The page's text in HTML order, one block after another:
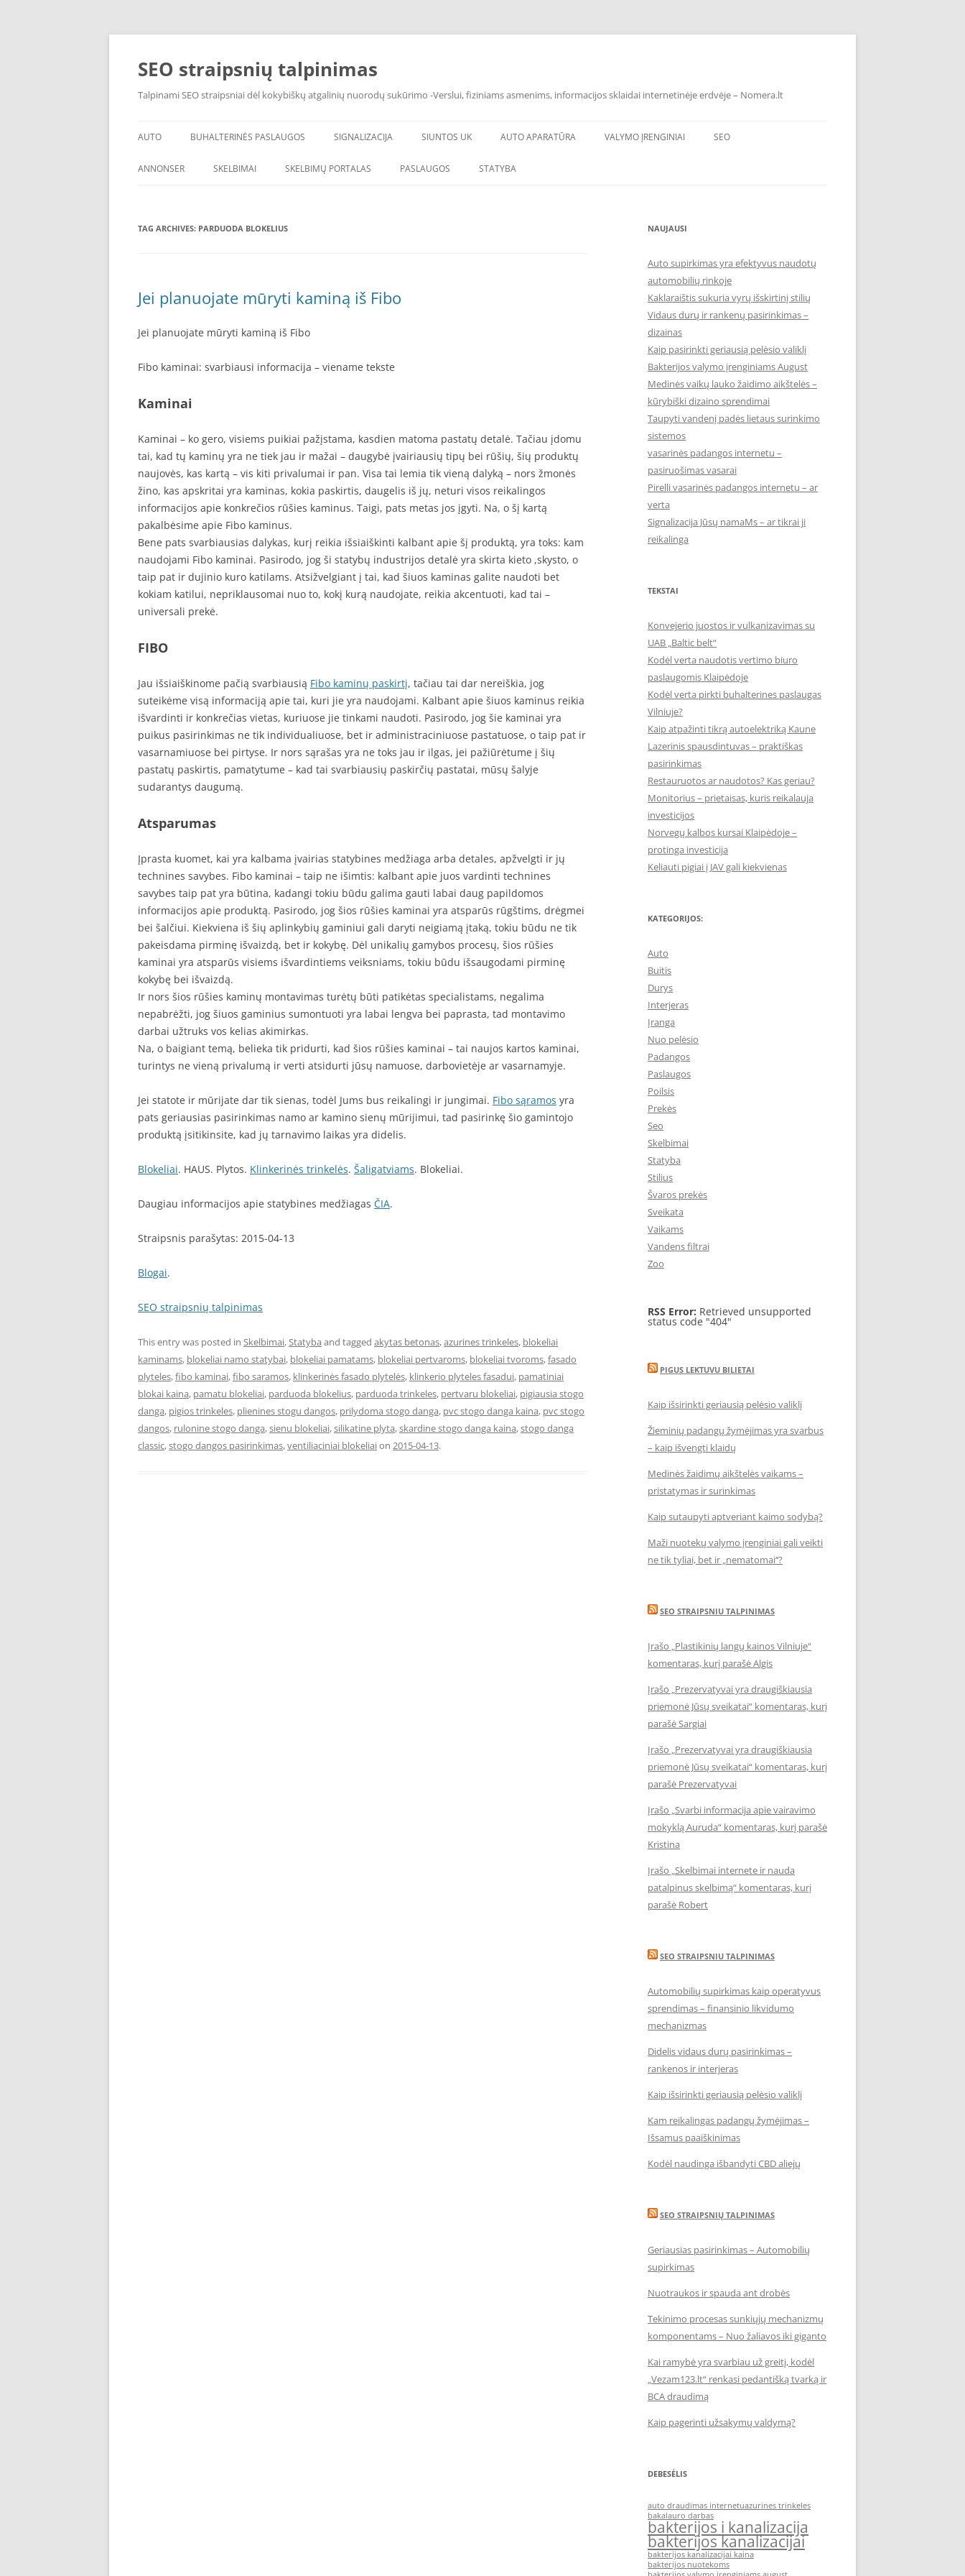
Skip
SEO straipsnių talpinimas
Talpinami SEO straipsniai dėl kokybiškų atgalinių nuorodų sukūrimo -Verslui, fiziniams asmenims, informacijos sklaidai internetinėje erdvėje – Nomera.lt
AUTO BUHALTERINĖS PASLAUGOS SIGNALIZACIJA SIUNTOS UK AUTO APARATŪRA VALYMO ĮRENGINIAI SEO
ANNONSER SKELBIMAI SKELBIMŲ PORTALAS PASLAUGOS STATYBA
TAG ARCHIVES: PARDUODA BLOKELIUS
Jei planuojate mūryti kaminą iš Fibo
Jei planuojate mūryti kaminą iš Fibo
Fibo kaminai: svarbiausi informacija – viename tekste
Kaminai
Kaminai – ko gero, visiems puikiai pažįstama, kasdien matoma pastatų detalė. Tačiau įdomu
tai, kad tų kaminų yra ne tiek jau ir mažai – daugybė įvairiausių tipų bei rūšių, šių produktų
naujovės, kas kartą – vis kiti privalumai ir pan. Visa tai lemia tik vieną dalyką – nors žmonės
žino, kas apskritai yra kaminas, kokia paskirtis, daugelis iš jų, neturi visos reikalingos
informacijos apie konkrečios rūšies kaminus. Taigi, pats metas jos įgyti. Na, o šį kartą
pakalbėsime apie Fibo kaminus.
Bene pats svarbiausias dalykas, kurį reikia išsiaiškinti kalbant apie šį produktą, yra toks: kam
naudojami Fibo kaminai. Pasirodo, jog ši statybų industrijos detalė yra skirta kieto ,skysto, o
taip pat ir dujinio kuro katilams. Atsižvelgiant į tai, kad šiuos kaminas galite naudoti bet
kokiam katilui, nepriklausomai nuo to, kokį kurą naudojate, reikia akcentuoti, kad tai –
universali prekė.
FIBO
Jau išsiaiškinome pačią svarbiausią Fibo kaminų paskirtį, tačiau tai dar nereiškia, jog
suteikėme visą informaciją apie tai, kuri jie yra naudojami. Kalbant apie šiuos kaminus reikia
išvardinti ir konkrečias vietas, kuriuose jie tinkami naudoti. Pasirodo, jog šie kaminai yra
puikus pasirinkimas ne tik individualiuose, bet ir administraciniuose pastatuose, o taip pat ir
vasarnamiuose bei pirtyse. Ir nors sąrašas yra ne toks jau ir ilgas, jei pažiūrėtume į šių
pastatų paskirtis, pamatytume – kad tai svarbiausių paskirčių pastatai, mūsų šalyje
sudarantys daugumą.
Atsparumas
Įprasta kuomet, kai yra kalbama įvairias statybines medžiaga arba detales, apžvelgti ir jų
technines savybes. Fibo kaminai – taip ne išimtis: kalbant apie juos vardinti technines
savybes taip pat yra būtina, kadangi tokiu būdu galima gauti labai daug papildomos
informacijos apie produktą. Pasirodo, jog šios rūšies kaminai yra atsparūs rūgštims, drėgmei
bei šalčiui. Kiekviena iš šių aplinkybių gaminiui gali daryti neigiamą įtaką, tokiu būdu ne tik
pakeisdama pirminę išvaizdą, bet ir kokybę. Dėl unikalių gamybos procesų, šios rūšies
kaminai yra atsparūs visiems išvardintiems veiksniams, tokiu būdu išsaugodami pirminę
kokybę bei išvaizdą.
Ir nors šios rūšies kaminų montavimas turėtų būti patikėtas specialistams, negalima
nepabrėžti, jog šiuos gaminius sumontuoti yra labai lengva bei paprasta, tad montavimo
darbai užtruks vos kelias akimirkas.
Na, o baigiant temą, belieka tik pridurti, kad šios rūšies kaminai – tai naujos kartos kaminai,
turintys ne vieną privalumą ir verti atsidurti jūsų namuose, darbovietėje ar vasarnamyje.
Jei statote ir mūrijate dar tik sienas, todėl Jums bus reikalingi ir jungimai. Fibo sąramos yra
pats geriausias pasirinkimas namo ar kamino sienų mūrijimui, tad pasirinkę šio gamintojo
produktą įsitikinsite, kad jų tarnavimo laikas yra didelis.
Blokeliai. HAUS. Plytos. Klinkerinės trinkelės. Šaligatviams. Blokeliai.
Daugiau informacijos apie statybines medžiagas ČIA.
Straipsnis parašytas: 2015-04-13
Blogai.
SEO straipsnių talpinimas
This entry was posted in Skelbimai,Statyba and tagged akytas betonas,azurines trinkeles, blokeliai
kaminams, blokeliai namo statybai, blokeliai pamatams, blokeliai pertvaroms, blokeliai tvoroms,fasado
plyteles,fibo kaminai,fibo saramos, klinkerinės fasado plytelės, klinkerio plyteles fasadui, pamatiniai
blokai kaina, pamatu blokeliai, parduoda blokelius, parduoda trinkeles, pertvaru blokeliai, pigiausia stogo
danga, pigios trinkeles, plienines stogu dangos, prilydoma stogo danga, pvc stogo danga kaina, pvc stogo
dangos, rulonine stogo danga,sienu blokeliai,silikatine plyta,skardine stogo danga kaina,stogo danga
classic,stogo dangos pasirinkimas,ventiliaciniai blokeliaion 2015-04-13.
NAUJAUSI
Auto supirkimas yra efektyvus naudotų
automobilių rinkoje
Kaklaraištis sukuria vyrų išskirtinį stilių
Vidaus durų ir rankenų pasirinkimas –
dizainas
Kaip pasirinkti geriausią pelėsio valiklį
Bakterijos valymo įrenginiams August
Medinės vaikų lauko žaidimo aikštelės –
kūrybiški dizaino sprendimai
Taupyti vandenį padės lietaus surinkimo
sistemos
vasarinės padangos internetu –
pasiruošimas vasarai
Pirelli vasarinės padangos internetu – ar
verta
Signalizacija Jūsų namaMs – ar tikrai ji
reikalinga
TEKSTAI
Konvejerio juostos ir vulkanizavimas su
UAB „Baltic belt“
Kodėl verta naudotis vertimo biuro
paslaugomis Klaipėdoje
Kodėl verta pirkti buhalterines paslaugas
Vilniuje?
Kaip atpažinti tikrą autoelektriką Kaune
Lazerinis spausdintuvas – praktiškas
pasirinkimas
Restauruotos ar naudotos? Kas geriau?
Monitorius – prietaisas, kuris reikalauja
investicijos
Norvegų kalbos kursai Klaipėdoje –
protinga investicija
Keliauti pigiai į JAV gali kiekvienas
KATEGORIJOS:
Auto
Buitis
Durys
Interjeras
Įranga
Nuo pelėsio
Padangos
Paslaugos
Poilsis
Prekės
Seo
Skelbimai
Statyba
Stilius
Švaros prekės
Sveikata
Vaikams
Vandens filtrai
Zoo
RSS Error: Retrieved unsupported
status code "404"
PIGUS LEKTUVU BILIETAI
Kaip išsirinkti geriausią pelėsio valiklį
Žieminių padangų žymėjimas yra svarbus
– kaip išvengti klaidų
Medinės žaidimų aikštelės vaikams –
pristatymas ir surinkimas
Kaip sutaupyti aptveriant kaimo sodybą?
Maži nuotekų valymo įrenginiai gali veikti
ne tik tyliai, bet ir „nematomai‘‘?
SEO STRAIPSNIU TALPINIMAS
Įrašo „Plastikinių langų kainos Vilniuje“
komentaras, kurį parašė Algis
Įrašo „Prezervatyvai yra draugiškiausia
priemonė Jūsų sveikatai“ komentaras, kurį
parašė Sargiai
Įrašo „Prezervatyvai yra draugiškiausia
priemonė Jūsų sveikatai“ komentaras, kurį
parašė Prezervatyvai
Įrašo „Svarbi informacija apie vairavimo
mokyklą Auruda“ komentaras, kurį parašė
Kristina
Įrašo „Skelbimai internete ir nauda
patalpinus skelbimą“ komentaras, kurį
parašė Robert
SEO STRAIPSNIU TALPINIMAS
Automobilių supirkimas kaip operatyvus
sprendimas – finansinio likvidumo
mechanizmas
Didelis vidaus durų pasirinkimas –
rankenos ir interjeras
Kaip išsirinkti geriausią pelėsio valiklį
Kam reikalingas padangų žymėjimas –
Išsamus paaiškinimas
Kodėl naudinga išbandyti CBD aliejų
SEO STRAIPSNIŲ TALPINIMAS
Geriausias pasirinkimas – Automobilių
supirkimas
Nuotraukos ir spauda ant drobės
Tekinimo procesas sunkiųjų mechanizmų
komponentams – Nuo žaliavos iki giganto
Kai ramybė yra svarbiau už greitį, kodėl
„Vezam123.lt“ renkasi pedantišką tvarką ir
BCA draudimą
Kaip pagerinti užsakymų valdymą?
DEBESĖLIS
auto draudimas internetuazurines trinkeles
bakalauro darbas
bakterijos i kanalizacija
bakterijos kanalizacijai
bakterijos kanalizacijai kaina
bakterijos nuotekoms